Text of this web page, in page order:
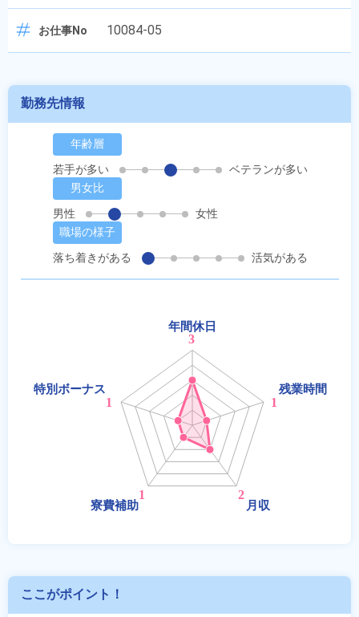
お仕事No 10084-05
勤務先情報
年齢層
若手が多い
ベテランが多い
男女比
男性
女性
職場の様子
落ち着きがある
活気がある
ここがポイント！